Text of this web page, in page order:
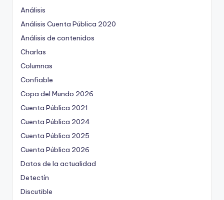
Análisis
Análisis Cuenta Pública 2020
Análisis de contenidos
Charlas
Columnas
Confiable
Copa del Mundo 2026
Cuenta Pública 2021
Cuenta Pública 2024
Cuenta Pública 2025
Cuenta Pública 2026
Datos de la actualidad
Detectín
Discutible